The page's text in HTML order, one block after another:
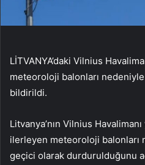
LİTVANYA’daki Vilnius
meteoroloji balonları nedeniyle
bildirildi.
Litvanya’nın Vilnius
ilerleyen meteoroloji balonları
geçici olarak durdurulduğunu